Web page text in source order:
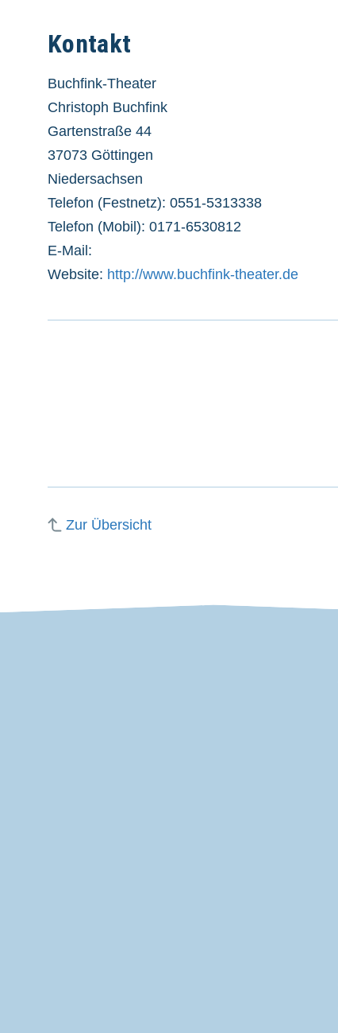
Kontakt
Buchfink-Theater
Christoph Buchfink
Gartenstraße 44
37073 Göttingen
Niedersachsen
Telefon (Festnetz): 0551-5313338
Telefon (Mobil): 0171-6530812
E-Mail:
Website: http://www.buchfink-theater.de
Zur Übersicht